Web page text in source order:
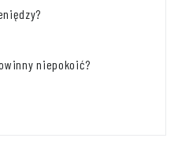
niepokoić?